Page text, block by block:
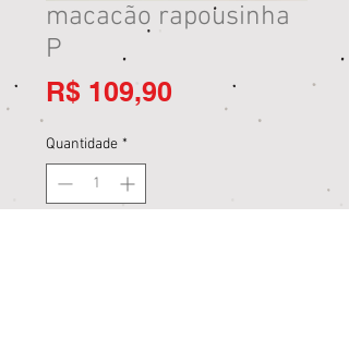
macacão rapousinha
P
R$ 109,90 Preço
Quantidade *